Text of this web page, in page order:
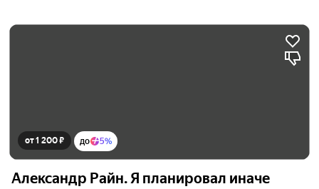
от 1 200 ₽ до 5%
Александр Райн. Я планировал иначе